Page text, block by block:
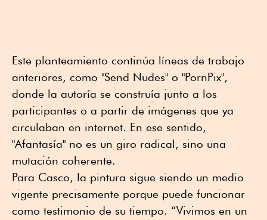
Este planteamiento continúa líneas de trabajo
anteriores, como "Send Nudes" o "PornPix",
donde la autoría se construía junto a los
participantes o a partir de imágenes que ya
circulaban en internet. En ese sentido,
"Afantasía" no es un giro radical, sino una
mutación coherente.
Para Casco, la pintura sigue siendo un medio
vigente precisamente porque puede funcionar
como testimonio de su tiempo. “Vivimos en un